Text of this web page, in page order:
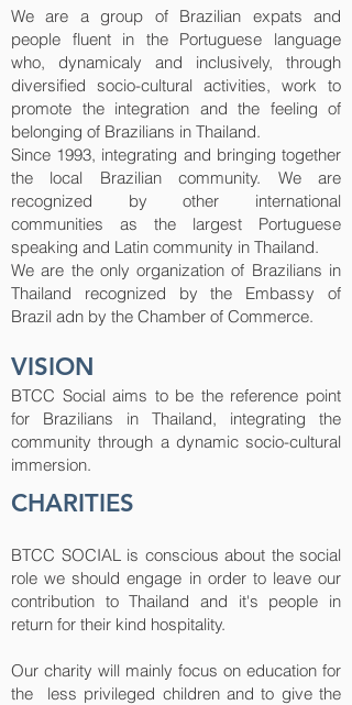
We are a group of Brazilian expats and
people fluent in the Portuguese language
who, dynamicaly and inclusively, through
diversified socio-cultural activities, work to
promote the integration and the feeling of
belonging of Brazilians in Thailand.
Since 1993, integrating and bringing together
the local Brazilian community. We are
recognized by other international
communities as the largest Portuguese
speaking and Latin community in Thailand.
We are the only organization of Brazilians in
Thailand recognized by the Embassy of
Brazil adn by the Chamber of Commerce.
VISION
BTCC Social aims to be the reference point
for Brazilians in Thailand, integrating the
community through a dynamic socio-cultural
immersion.
CHARITIES
BTCC SOCIAL is conscious about the social
role we should engage in order to leave our
contribution to Thailand and it's people in
return for their kind hospitality.
Our charity will mainly focus on education for
the less privileged children and to give the